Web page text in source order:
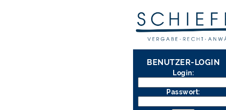
BENUTZER-LOGIN
Login:
Passwort: